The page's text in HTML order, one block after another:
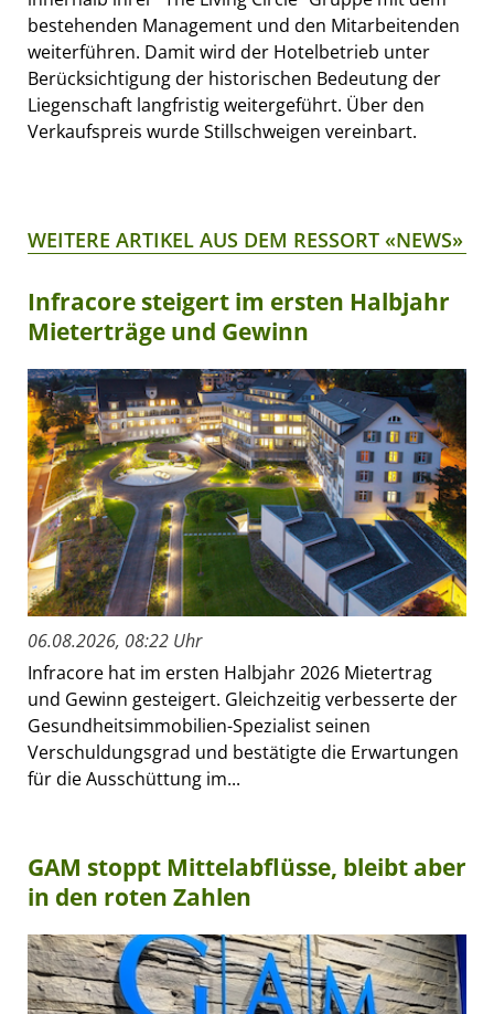
bestehenden Management und den Mitarbeitenden
weiterführen. Damit wird der Hotelbetrieb unter
Berücksichtigung der historischen Bedeutung der
Liegenschaft langfristig weitergeführt. Über den
Verkaufspreis wurde Stillschweigen vereinbart.
WEITERE ARTIKEL AUS DEM RESSORT «NEWS»
Infracore steigert im ersten Halbjahr
Mieterträge und Gewinn
06.08.2026, 08:22 Uhr
Infracore hat im ersten Halbjahr 2026 Mietertrag
und Gewinn gesteigert. Gleichzeitig verbesserte der
Gesundheitsimmobilien-Spezialist seinen
Verschuldungsgrad und bestätigte die Erwartungen
für die Ausschüttung im...
GAM stoppt Mittelabflüsse, bleibt aber
in den roten Zahlen